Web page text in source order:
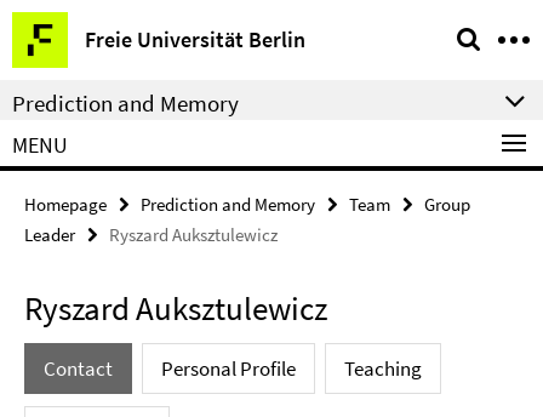
Springe
direkt
zu
Inhalt
Freie Universität Berlin
Service
Navigation
Prediction and Memory
MENU
Homepage Prediction and Memory Team
Group
Leader
Ryszard Auksztulewicz
Ryszard Auksztulewicz
Contact Personal Profile Teaching